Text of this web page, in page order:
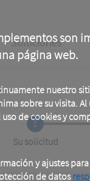
son
página web.
nuestro
sobre su visita.
de cookies y
y ajustes
de datos
Soluciones
1
Current
Su solicitud